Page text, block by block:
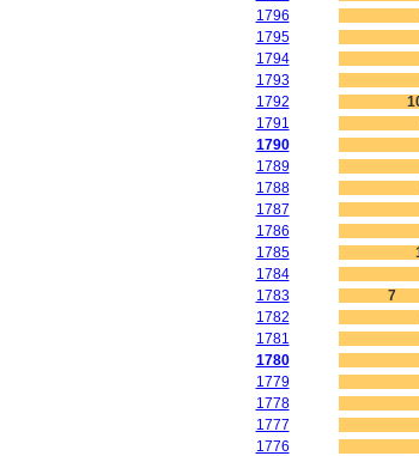
1796
1795
1794
1793
1792
1791
1790
1789
1788
1787
1786
1785
1784
1783
7
1782
1781
1780
1779
1778
1777
1776